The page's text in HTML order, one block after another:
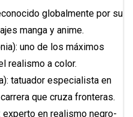
globalmente por su
manga y anime.
uno de los máximos
realismo a color.
tatuador especialista en
que cruza fronteras.
experto en realismo negro-